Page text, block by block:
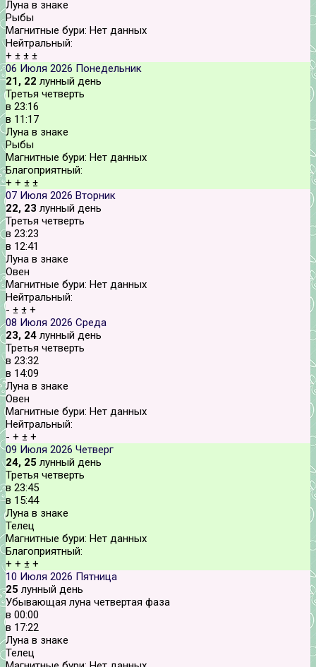
Луна в знаке
Рыбы
Магнитные бури: Нет данных
Нейтральный:
+ ± ± ±
06 Июля 2026 Понедельник
21, 22 лунный день
Третья четверть
в 23:16
в 11:17
Луна в знаке
Рыбы
Магнитные бури: Нет данных
Благоприятный:
+ + ± ±
07 Июля 2026 Вторник
22, 23 лунный день
Третья четверть
в 23:23
в 12:41
Луна в знаке
Овен
Магнитные бури: Нет данных
Нейтральный:
- ± ± +
08 Июля 2026 Среда
23, 24 лунный день
Третья четверть
в 23:32
в 14:09
Луна в знаке
Овен
Магнитные бури: Нет данных
Нейтральный:
- + ± +
09 Июля 2026 Четверг
24, 25 лунный день
Третья четверть
в 23:45
в 15:44
Луна в знаке
Телец
Магнитные бури: Нет данных
Благоприятный:
+ + ± +
10 Июля 2026 Пятница
25 лунный день
Убывающая луна четвертая фаза
в 00:00
в 17:22
Луна в знаке
Телец